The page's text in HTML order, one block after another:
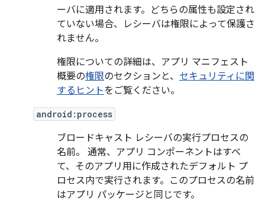
ーバに適用されます。どちらの属性も設定され
ていない場合、レシーバは権限によって保護さ
れません。
権限についての詳細は、アプリ マニフェスト
概要の権限のセクションと、 セキュリティに関
するヒントをご覧ください。
android:process
ブロードキャスト レシーバの実行プロセスの
名前。 通常、アプリ コンポーネントはすべ
て、そのアプリ用に作成されたデフォルト プ
ロセス内で実行されます。このプロセスの名前
はアプリ パッケージと同じです。